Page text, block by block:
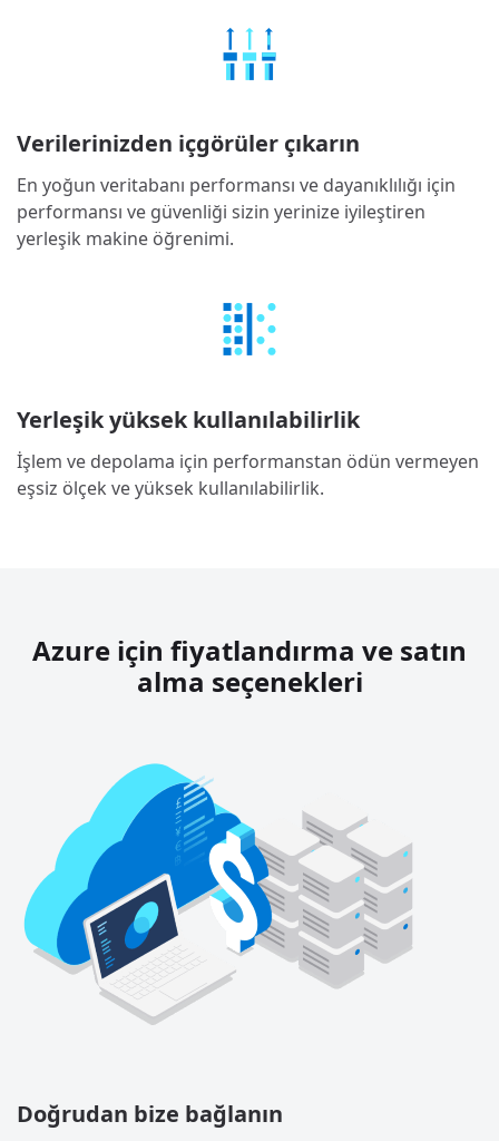
Verilerinizden içgörüler çıkarın
En yoğun veritabanı performansı ve dayanıklılığı için
performansı ve güvenliği sizin yerinize iyileştiren
yerleşik makine öğrenimi.
Yerleşik yüksek kullanılabilirlik
İşlem ve depolama için performanstan ödün vermeyen
eşsiz ölçek ve yüksek kullanılabilirlik.
Azure için fiyatlandırma ve satın
alma seçenekleri
Doğrudan bize bağlanın